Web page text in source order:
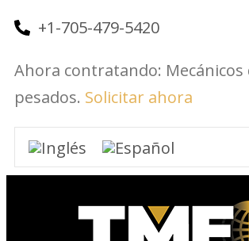
+1-705-479-5420
Ahora contratando: Mecánicos
pesados. Solicitar ahora